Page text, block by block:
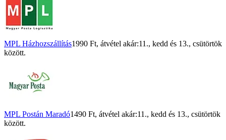
MPL Házhozszállítás1990 Ft, átvétel akár:11., kedd és 13., csütörtök
között.
MPL Postán Maradó1490 Ft, átvétel akár:11., kedd és 13., csütörtök
között.